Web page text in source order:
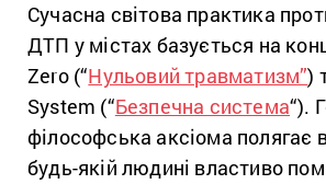
Сучасна світова практика
ДТП у містах базується на
Zero (“Нульовий травматизм”)
System (“Безпечна система“).
філософська аксіома полягає
будь-якій людині властиво